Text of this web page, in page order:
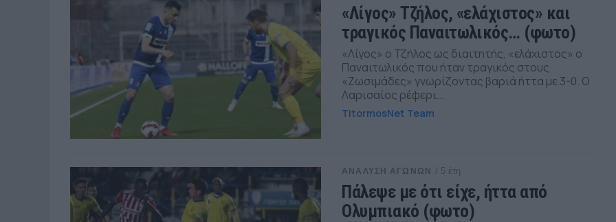
«Λίγος» Τζήλος, «ελάχιστος» και
τραγικός Παναιτωλικός… (φωτο)
«Λίγος» ο Τζήλος ως διαιτητής, «ελάχιστος» ο
Παναιτωλικός που ήταν τραγικός στους
«Ζωσιμάδες» γνωρίζοντας βαριά ήττα με 3-0. Ο
Λαρισαίος ρέφερι...
TitormosNet Team
ΑΝΑΛΥΣΗ ΑΓΩΝΩΝ / 5 έτη
Πάλεψε με ότι είχε, ήττα από
Ολυμπιακό (φωτο)